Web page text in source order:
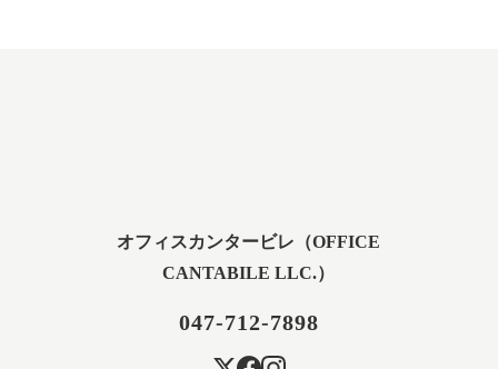
オフィスカンタービレ（OFFICE
CANTABILE LLC.）
047-712-7898